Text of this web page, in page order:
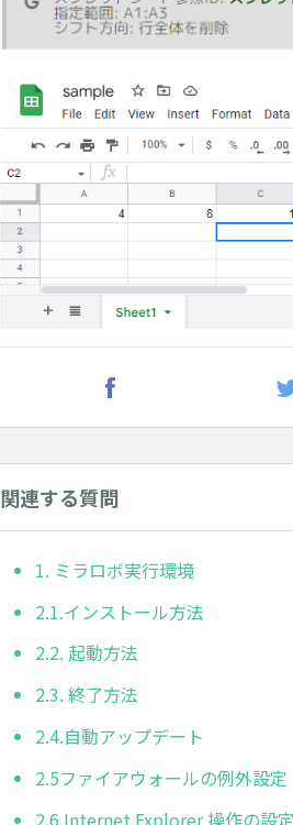
関連する質問
1. ミラロボ実行環境
2.1.インストール方法
2.2. 起動方法
2.3. 終了方法
2.4.自動アップデート
2.5ファイアウォールの例外設定
2.6.Internet Explorer 操作の設定